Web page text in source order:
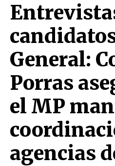
General:
Porras
el MP
agencias